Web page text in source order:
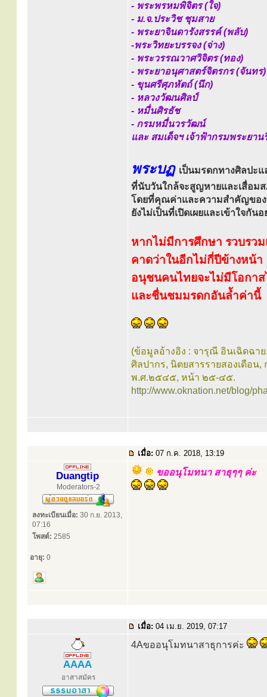
- พระพรหมพิจิตร (ใจ)
- ม.จ.ประวิช ชุมสาย
- พระยาจินดารังสรรค์ (พลับ)
-พระวิทยะบรรจง (จ่าง)
- พระวรรณวาศวิจิตร (ทอง)
- พระยาอนุศาสตร์จิตรกร (จันทร)
- ขุนศรีศุภหัตถ์ (นึก)
- หลวงวัฒนศิลป์
- หมื่นศิรธัช
- กรมหมื่นวรวัฒน์
และ สมเด็จฯ เจ้าฟ้ากรมพระยา
พระบฏ เป็นมรดกทางศิลปะ
ที่นับวันใกล้จะสูญหายและเสื่อม
โดยที่คุณค่าและความสำคัญขอ
ยังไม่เป็นที่เปิดเผยและเข้าใจกัน
หากไม่มีการศึกษา รวบรวม
คาดว่าในอีกไม่กี่ปีข้างหน้า
อนุชนคนไทยจะไม่มีโอกาส
และชื่นชมมรดกอันล้ำค่านี้
(ข้อมูลอ้างอิง : จารุณี อินเฉิดฉา
ศิลปากร, นิตยสารรายสองเดือน
พ.ศ.๒๕๔๕, หน้า ๒๕-๔๕.
http://www.oknation.net/blog/
เมื่อ: 07 ก.ค. 2018, 13:19
Duangtip
Moderators-2
ลงทะเบียนเมื่อ: 30 ก.ย. 2013,
07:16
โพสต์: 2585
อายุ: 0
ขออนุโมทนา สาธุๆๆ ค่ะ
เมื่อ: 04 เม.ย. 2019, 07:17
AAAA
อาสาสมัคร
4Aขออนุโมทนาสาธุการค่ะ